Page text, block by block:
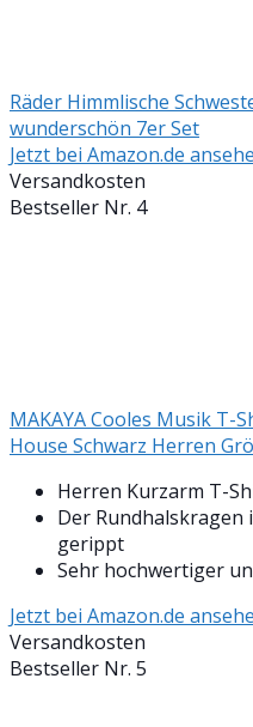
Räder Himmlische
wunderschön 7er Set
Jetzt bei Amazon.de
Versandkosten
Bestseller Nr. 4
MAKAYA Cooles Musik
House Schwarz Herren
Herren Kurzarm T-
Der
gerippt
Sehr hochwertiger
Jetzt bei Amazon.de
Versandkosten
Bestseller Nr. 5